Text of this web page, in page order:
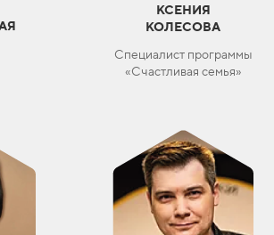
КСЕНИЯ
КОЛЕСОВА
Специалист программы
«Счастливая семья»